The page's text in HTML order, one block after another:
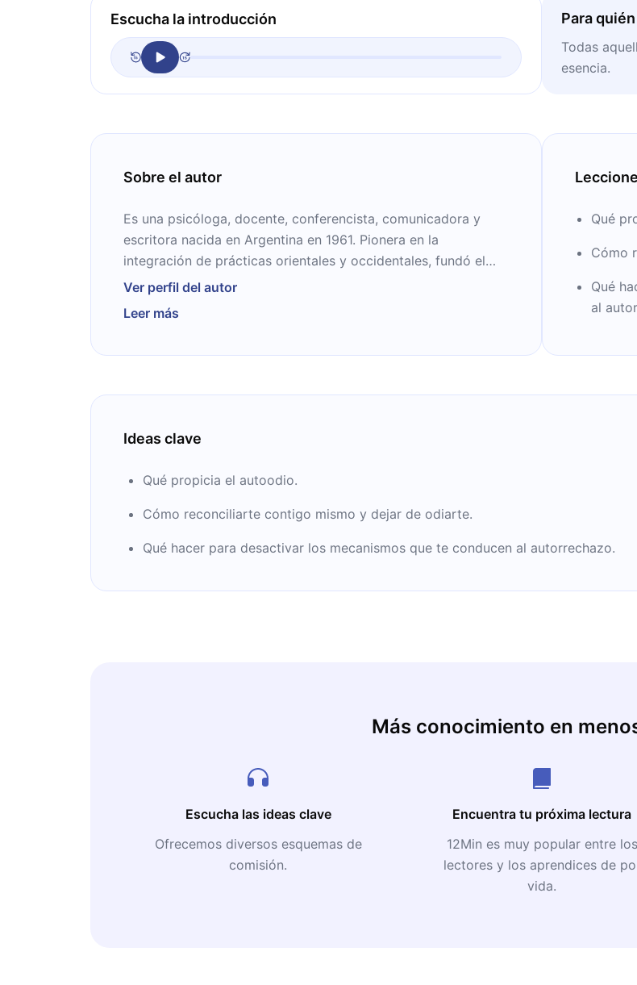
Escucha la introducción Para
Todas
esencia.
Sobre el autor
Es una psicóloga, docente, conferencista, comunicadora y
escritora nacida en Argentina en 1961. Pionera en la
integración de prácticas orientales y occidentales, fundó el
Centro Transpersonal de Buenos Aires, además de formar
Association y del staff del Journal of Transpersonal Research.
Ver perfil del autor
Leer más
Qué
Cómo
Qué
al
Ideas clave
Qué propicia el autoodio.
Cómo reconciliarte contigo mismo y dejar de odiarte.
Qué hacer para desactivar los mecanismos que te conducen al autorrechazo.
Más conocimiento en
Escucha las ideas clave
Ofrecemos diversos esquemas de
comisión.
Encuentra tu próxima lectura
12Min es muy popular entre los
lectores y los aprendices de
vida.